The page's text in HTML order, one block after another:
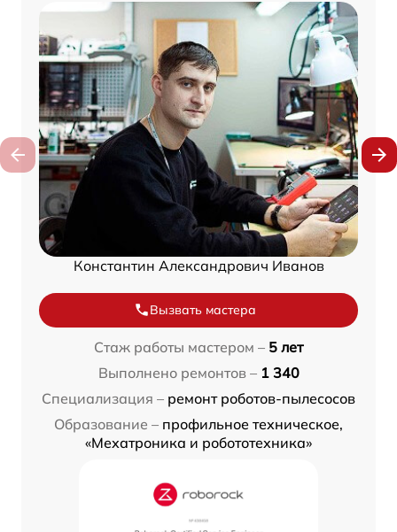
Константин Александрович Иванов
Вызвать мастера
Стаж работы мастером – 5 лет
Выполнено ремонтов – 1 340
Специализация – ремонт роботов-пылесосов
Образование – профильное техническое,
«Мехатроника и робототехника»